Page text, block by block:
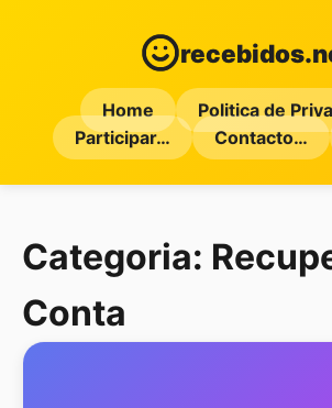
Home
Politica de
Participar…
Contacto…
Categoria:
Conta